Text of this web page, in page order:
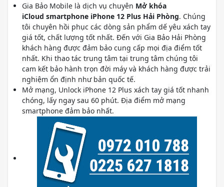
Gia Bảo Mobile là dịch vụ chuyên Mở khóa
iCloud smartphone iPhone 12 Plus Hải Phòng. Chúng
tôi chuyên hồi phục các dòng sản phẩm dế yêu xách tay
giá tốt, chất lượng tốt nhất. Đến với Gia Bảo Hải Phòng
khách hàng được đảm bảo cung cấp mọi địa điểm tốt
nhất. Khi thao tác trung tâm tại trung tâm chúng tôi
cam kết bảo hành trọn đời máy và khách hàng được trải
nghiệm ổn định như bản quốc tế.
Mở mạng, Unlock iPhone 12 Plus xách tay giá tốt nhanh
chóng, lấy ngay sau 60 phút. Địa điểm mở mạng
smartphone đảm bảo nhất.